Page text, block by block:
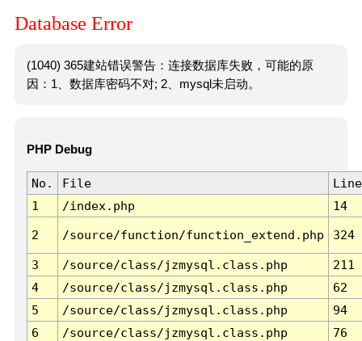
Database Error
(1040) 365建站错误警告：连接数据库失败，可能的原
因：1、数据库密码不对; 2、mysql未启动。
PHP Debug
No. File
Line
1
/index.php 14
2 /source/function/function_extend.php 324
3 /source/class/jzmysql.class.php
211
4
/source/class/jzmysql.class.php
62
5
/source/class/jzmysql.class.php
94
6
/source/class/jzmysql.class.php 76